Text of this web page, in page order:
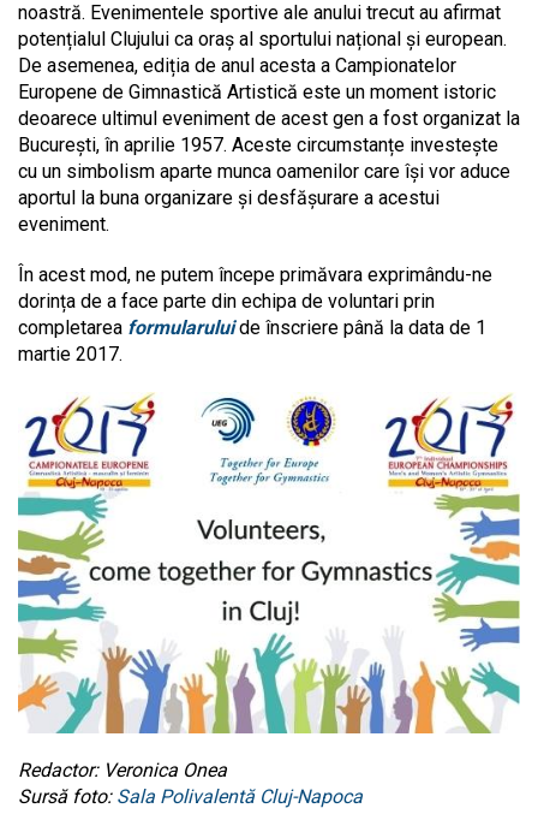
noastră. Evenimentele sportive ale anului trecut au afirmat
potențialul Clujului ca oraș al sportului național și european.
De asemenea, ediția de anul acesta a Campionatelor
Europene de Gimnastică Artistică este un moment istoric
deoarece ultimul eveniment de acest gen a fost organizat la
București, în aprilie 1957. Aceste circumstanțe investește
cu un simbolism aparte munca oamenilor care își vor aduce
aportul la buna organizare și desfășurare a acestui
eveniment.
În acest mod, ne putem începe primăvara exprimându-ne
dorința de a face parte din echipa de voluntari prin
completarea formularuluide înscriere până la data de 1
martie 2017.
Redactor: Veronica Onea
Sursă foto: Sala Polivalentă Cluj-Napoca